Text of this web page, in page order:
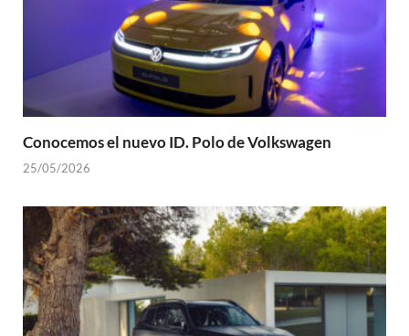
Conocemos el nuevo ID. Polo de Volkswagen
25/05/2026